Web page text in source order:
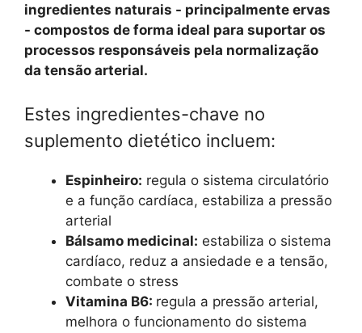
ingredientes naturais - principalmente ervas
- compostos de forma ideal para suportar os
processos responsáveis pela normalização
da tensão arterial.
Estes ingredientes-chave no
suplemento dietético incluem:
Espinheiro: regula o sistema circulatório
e a função cardíaca, estabiliza a pressão
arterial
Bálsamo medicinal: estabiliza o sistema
cardíaco, reduz a ansiedade e a tensão,
combate o stress
Vitamina B6: regula a pressão arterial,
melhora o funcionamento do sistema